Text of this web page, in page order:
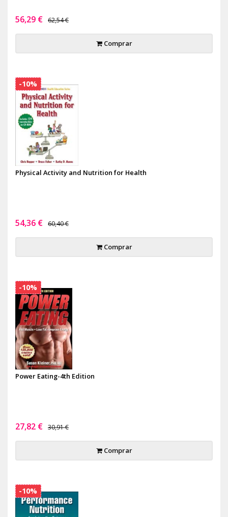
56,29 € 62,54 €
Comprar
Physical Activity and Nutrition for Health
54,36 € 60,40 €
Comprar
-10%
Power Eating-4th Edition
27,82 € 30,91 €
Comprar
-10%
-10%